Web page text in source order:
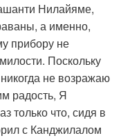
Нилайяме,
а именно,
прибору не
Поскольку
не возражаю
радость, Я
только что, сидя в
с Канджилалом